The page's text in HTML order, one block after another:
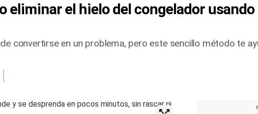
eliminar el hielo del congelador usando
convertirse en un problema, pero este sencillo método te